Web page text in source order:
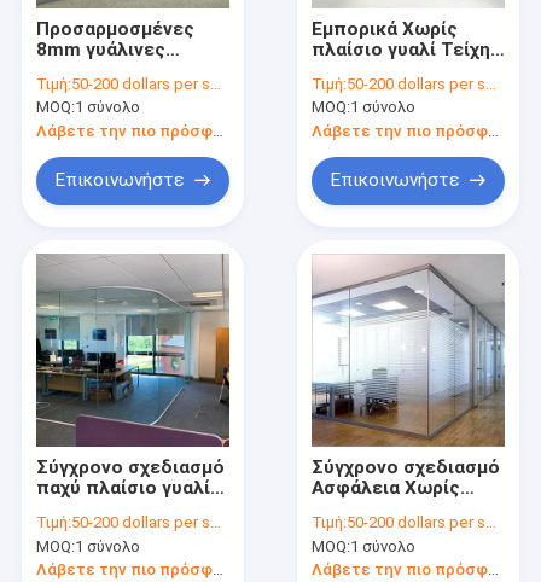
Προσαρμοσμένες
8mm γυάλινες
ανθεκτικές στη
σκόνη και
ηχομόνωση
Τιμή:50-200 dollars per square meter
MOQ:1 σύνολο
Λάβετε την πιο πρόσφατη τιμή
Επικοινωνήστε
Εμπορικά Χωρίς
πλαίσιο γυαλί Τείχη
Προσαρμόσιμα
χρωματιστά γυαλιά
Τιμή:50-200 dollars per square meter
MOQ:1 σύνολο
Επικοινωνήστε
Σύγχρονο σχεδιασμό
παχύ πλαίσιο γυαλί
θραυσμένο γυαλί
Τιμή:50-200 dollars per square meter
MOQ:1 σύνολο
Λάβετε την πιο πρόσφατη τιμή
Σύγχρονο σχεδιασμό
Ασφάλεια Χωρίς
γραφείων
Ηχομόνωτο
στρωμένο γυαλί
Τιμή:50-200 dollars per square meter
MOQ:1 σύνολο
Λάβετε την πιο πρόσφατη τιμή